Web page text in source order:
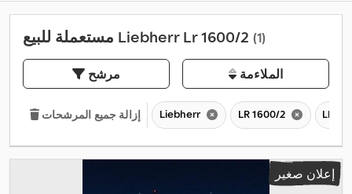
مستعملة للبيع Liebherr Lr 1600/2 (1)
مرشح الملاءمة
إزالة جميع المرشحات Liebherr LR 1600/2 LR
إعلان صغير